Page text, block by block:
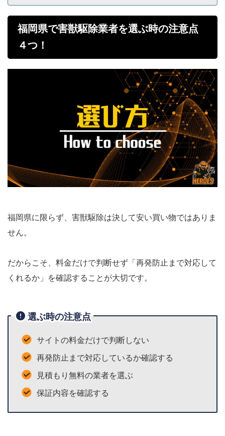
福岡県で害獣駆除業者を選ぶ時の注意点
４つ！
福岡県に限らず、害獣駆除は決して安い買い物ではありま
せん。
だからこそ、料金だけで判断せず「再発防止まで対応して
くれるか」を確認することが大切です。
選ぶ時の注意点
サイトの料金だけで判断しない
再発防止まで対応しているか確認する
見積もり無料の業者を選ぶ
保証内容を確認する